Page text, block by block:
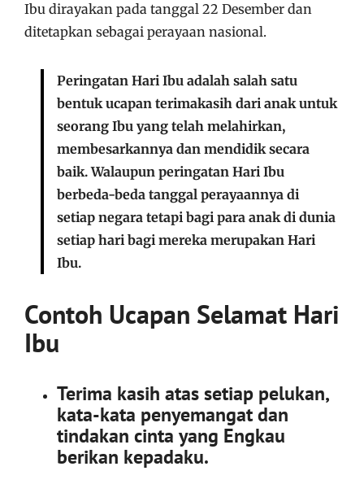
Ibu dirayakan pada tanggal 22 Desember dan
ditetapkan sebagai perayaan nasional.
Peringatan Hari Ibu adalah salah satu
bentuk ucapan terimakasih dari anak untuk
seorang Ibu yang telah melahirkan,
membesarkannya dan mendidik secara
baik. Walaupun peringatan Hari Ibu
berbeda-beda tanggal perayaannya di
setiap negara tetapi bagi para anak di dunia
setiap hari bagi mereka merupakan Hari
Ibu.
Contoh Ucapan Selamat Hari
Ibu
Terima kasih atas setiap pelukan,
kata-kata penyemangat dan
tindakan cinta yang Engkau
berikan kepadaku.